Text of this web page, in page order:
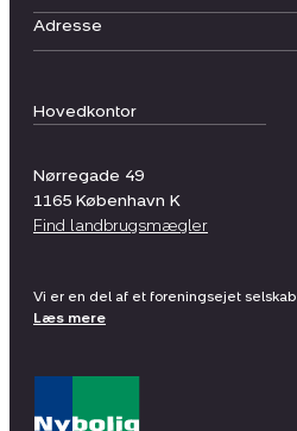
Hovedkontor
Nørregade 49
1165 København K
Find landbrugsmægler
Adresse
Vi er en del af et foreningsejet selskab
Læs mere